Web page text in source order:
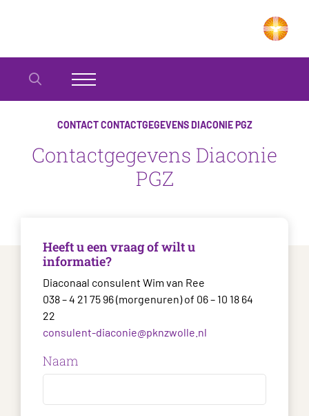
CONTACT CONTACTGEGEVENS DIACONIE PGZ
Contactgegevens Diaconie
PGZ
Heeft u een vraag of wilt u
informatie?
Diaconaal consulent Wim van Ree
038 – 4 21 75 96 (morgenuren) of 06 – 10 18 64
22
consulent-diaconie@pknzwolle.nl
Naam